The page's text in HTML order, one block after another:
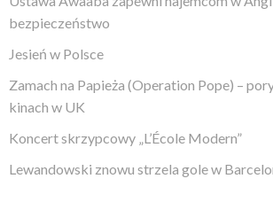
bezpieczeństwo
Jesień w Polsce
Zamach na Papieża (Operation Pope) –
kinach w UK
Koncert skrzypcowy „L’École Modern”
Lewandowski znowu strzela gole w